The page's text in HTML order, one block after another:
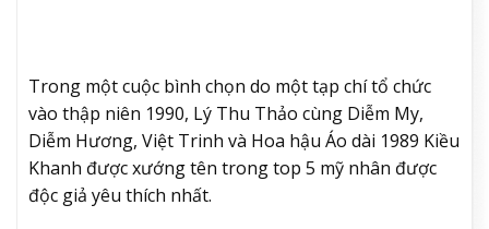
Trong một cuộc bình chọn do một tạp chí tổ chức
vào thập niên 1990, Lý Thu Thảo cùng Diễm My,
Diễm Hương, Việt Trinh và Hoa hậu Áo dài 1989 Kiều
Khanh được xướng tên trong top 5 mỹ nhân được
độc giả yêu thích nhất.